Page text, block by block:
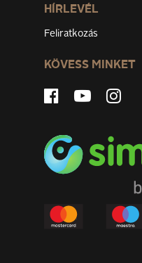
HÍRLEVÉL
Feliratkozás
KÖVESS MINKET